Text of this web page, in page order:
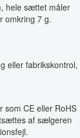
hele sættet måler
omkring 7 g.
eller fabrikskontrol,
som CE eller RoHS
af sælgeren